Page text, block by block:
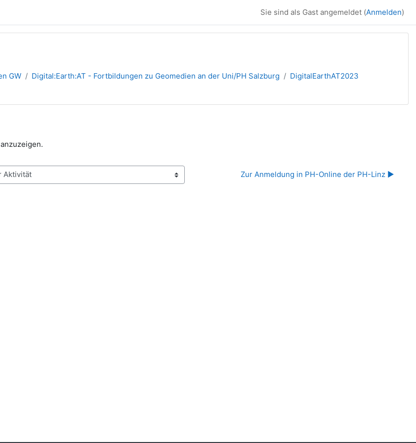
Sie sind als Gast angemeldet (Anmelden)
GW Digital:Earth:AT - Fortbildungen zu Geomedien an der Uni/PH Salzburg
DigitalEarthAT2023
Zur Anmeldung in PH-Online der PH-Linz ▶︎